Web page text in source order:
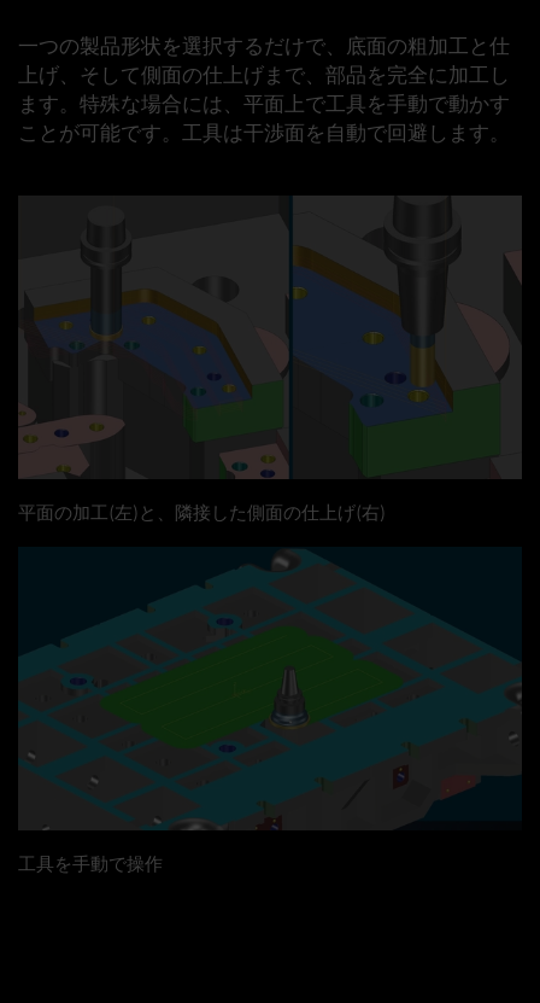
一つの製品形状を選択するだけで、底面の粗加工と仕
上げ、そして側面の仕上げまで、部品を完全に加工し
ます。特殊な場合には、平面上で工具を手動で動かす
ことが可能です。工具は干渉面を自動で回避します。
平面の加工(左)と、隣接した側面の仕上げ(右)
工具を手動で操作